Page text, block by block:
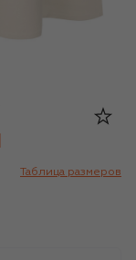
Таблица размеров